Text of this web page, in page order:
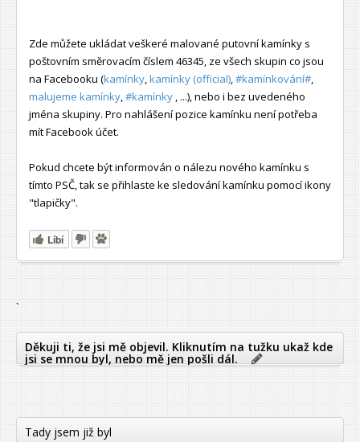
Zde můžete ukládat veškeré malované putovní kamínky s
poštovním směrovacím číslem 46345, ze všech skupin co jsou
na Facebooku (kamínky kamínky (official) #kamínkování#
malujeme kamínky #kamínky , ...), nebo i bez uvedeného
jména skupiny. Pro nahlášení pozice kamínku není potřeba
mít Facebook účet.
Pokud chcete být informován o nálezu nového kamínku s
tímto PSČ, tak se přihlaste ke sledování kamínku pomocí ikony
"tlapičky".
Líbí
`
Děkuji ti, že jsi mě objevil. Kliknutím na tužku ukaž kde
jsi se mnou byl, nebo mě jen pošli dál.
Tady jsem již byl